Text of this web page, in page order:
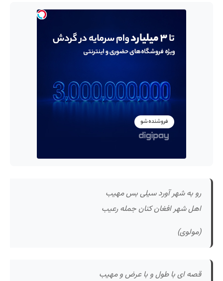
رو به شهر آورد سیلی بس مهیب
اهل شهر افغان کنان جمله رعیب
(مولوی)
قصه ای با طول و با عرض و مهیب